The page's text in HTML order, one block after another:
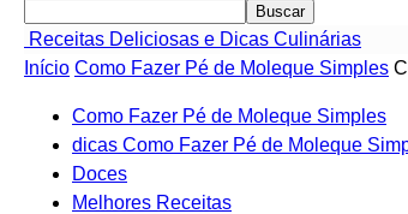
Receitas Deliciosas e Dicas Culinárias
Início Como Fazer Pé de Moleque Simples
Como Fazer Pé de Moleque Simples
dicas Como Fazer Pé de Moleque
Doces
Melhores Receitas